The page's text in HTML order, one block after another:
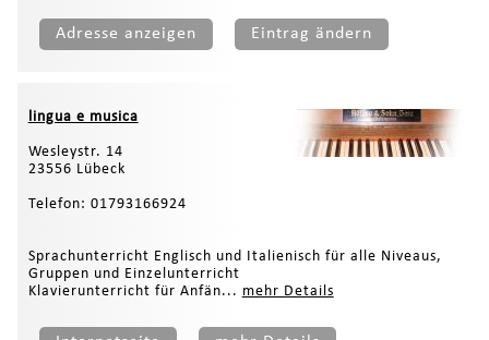
Adresse anzeigen Eintrag ändern
lingua e musica
Wesleystr. 14
23556 Lübeck
Telefon: 01793166924
Sprachunterricht Englisch und Italienisch für alle Niveaus,
Gruppen und Einzelunterricht
Klavierunterricht für Anfän... mehr Details